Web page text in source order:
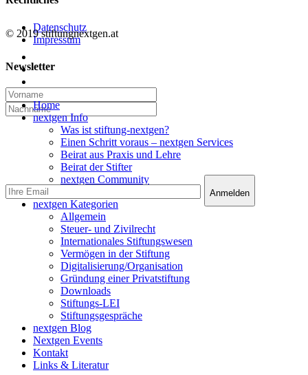
Datenschutz
Impressum
Newsletter
© 2019 stiftungnextgen.at
linkedin
Close
Menu
Home
nextgen Info
Was ist stiftung-nextgen?
Einen Schritt voraus – nextgen Services
Beirat aus Praxis und Lehre
Beirat der Stifter
nextgen Community
nextgen Services
nextgen Kategorien
Allgemein
Steuer- und Zivilrecht
Internationales Stiftungswesen
Vermögen in der Stiftung
Digitalisierung/Organisation
Gründung einer Privatstiftung
Downloads
Stiftungs-LEI
Stiftungsgespräche
nextgen Blog
Nextgen Events
Kontakt
Links & Literatur